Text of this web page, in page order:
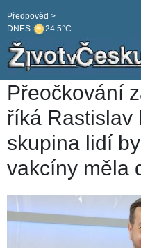
DNES: 24.5°C
Předpověd >
Přeočkování
říká Rastislav
skupina lidí
vakcíny měla